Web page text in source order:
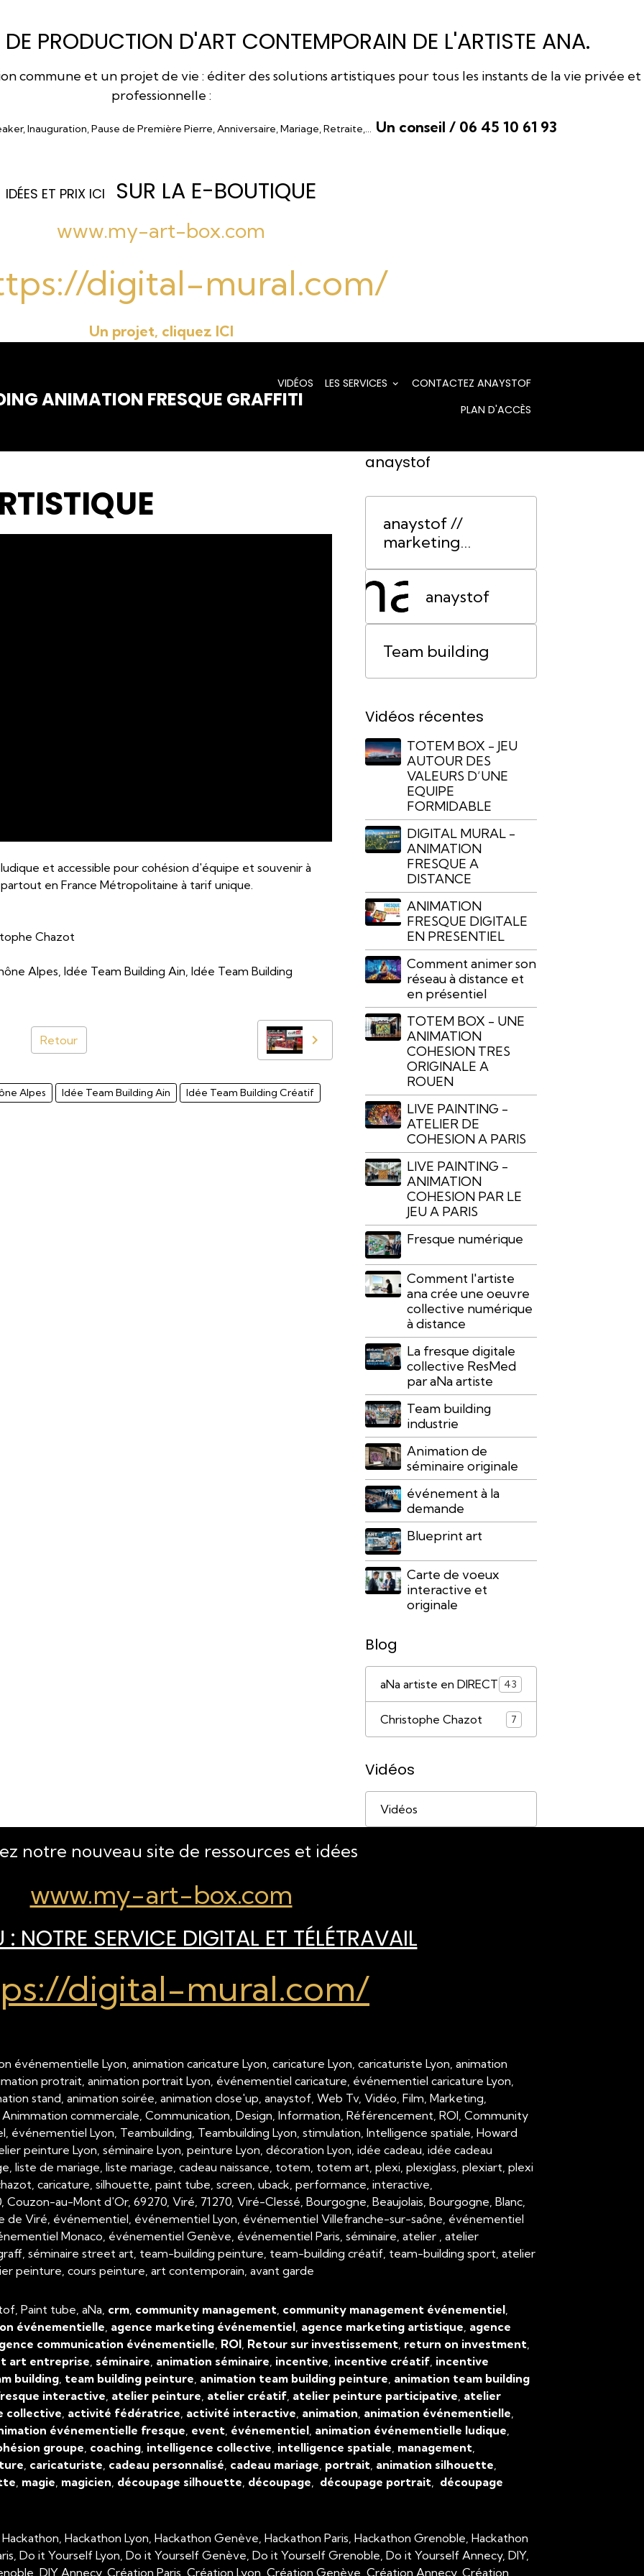
PRODUCTION D'ART CONTEMPORAIN DE L'ARTISTE ANA.
commune et un projet de vie : éditer des solutions artistiques pour tous les instants de la vie privée et
professionnelle :
Inauguration, Pause de Première Pierre, Anniversaire, Mariage, Retraite,… Un conseil / 06 45 10 61 93
IDÉES ET PRIX ICI SUR LA E-BOUTIQUE
www.my-art-box.com
digital-mural.com/
Un projet, cliquez ICI
ANIMATION FRESQUE GRAFFITI
VIDÉOS LES SERVICES
CONTACTEZ ANAYSTOF
PLAN D'ACCÈS
et accessible pour cohésion d'équipe et souvenir à
en France Métropolitaine à tarif unique.
Chazot
Alpes, Idée Team Building Ain, Idée Team Building
Retour
Alpes Idée Team Building Ain Idée Team Building Créatif
anaystof
anaystof //
marketing
Lyon
anaystof
Team building
Vidéos récentes
TOTEM BOX - JEU
AUTOUR DES
VALEURS D’UNE
EQUIPE
FORMIDABLE
DIGITAL MURAL -
ANIMATION
FRESQUE A
DISTANCE
ANIMATION
FRESQUE DIGITALE
EN PRESENTIEL
Comment animer son
réseau à distance et
en présentiel
TOTEM BOX - UNE
ANIMATION
COHESION TRES
ORIGINALE A
ROUEN
LIVE PAINTING -
ATELIER DE
COHESION A PARIS
LIVE PAINTING -
ANIMATION
COHESION PAR LE
JEU A PARIS
Fresque numérique
Comment l'artiste
ana crée une oeuvre
collective numérique
à distance
La fresque digitale
collective ResMed
par aNa artiste
Team building
industrie
Animation de
séminaire originale
événement à la
demande
Blueprint art
Carte de voeux
interactive et
originale
Blog
aNa artiste en DIRECT 43
Christophe Chazot 7
Vidéos
Vidéos
notre nouveau site de ressources et idées
www.my-art-box.com
NOTRE SERVICE DIGITAL ET TÉLÉTRAVAIL
digital-mural.com/
événementielle Lyon, animation caricature Lyon, caricature Lyon, caricaturiste Lyon, animation
protrait, animation portrait Lyon, événementiel caricature, événementiel caricature Lyon,
stand, animation soirée, animation close'up, anaystof, Web Tv, Vidéo, Film, Marketing,
commerciale, Communication, Design, Information, Référencement, ROI, Community
événementiel Lyon, Teambuilding, Teambuilding Lyon, stimulation, Intelligence spatiale, Howard
peinture Lyon, séminaire Lyon, peinture Lyon, décoration Lyon, idée cadeau, idée cadeau
liste de mariage, liste mariage, cadeau naissance, totem, totem art, plexi, plexiglass, plexiart, plexi
caricature, silhouette, paint tube, screen, uback, performance, interactive,
au-Mont d'Or, 69270, Viré, 71270, Viré-Clessé, Bourgogne, Beaujolais, Bourgogne, Blanc,
de Viré, événementiel, événementiel Lyon, événementiel Villefranche-sur-saône, événementiel
Monaco, événementiel Genève, événementiel Paris, séminaire, atelier , atelier
séminaire street art, team-building peinture, team-building créatif, team-building sport, atelier
peinture, cours peinture, art contemporain, avant garde
Paint tube, aNa, crm, community management, community management événementiel,
événementielle, agence marketing événementiel, agence marketing artistique, agence
communication événementielle, ROI, Retour sur investissement, return on investment,
art entreprise, séminaire, animation séminaire, incentive, incentive créatif, incentive
building, team building peinture, animation team building peinture, animation team building
interactive, atelier peinture, atelier créatif, atelier peinture participative, atelier
collective, activité fédératrice, activité interactive, animation, animation événementielle,
événementielle fresque, event, événementiel, animation événementielle ludique,
groupe, coaching, intelligence collective, intelligence spatiale, management,
, caricaturiste, cadeau personnalisé, cadeau mariage, portrait, animation silhouette,
, magie, magicien, découpage silhouette, découpage, découpage portrait, découpage
Hackathon Lyon, Hackathon Genève, Hackathon Paris, Hackathon Grenoble, Hackathon
Do it Yourself Lyon, Do it Yourself Genève, Do it Yourself Grenoble, Do it Yourself Annecy, DIY,
DIY Annecy, Création Paris, Création Lyon, Création Genève, Création Annecy, Création